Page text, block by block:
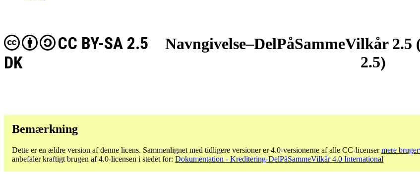
Navngivelse–DelPåSammeVilkår
2.5)
CC BY-SA 2.5
DK
Bemærkning
Dette er en ældre version af denne licens. Sammenlignet med tidligere versioner er 4.0-versionerne af alle CC-licensermere
anbefaler kraftigt brugen af ​​4.0-licensen i stedet for: Dokumentation - Kreditering-DelPåSammeVilkår 4.0 International